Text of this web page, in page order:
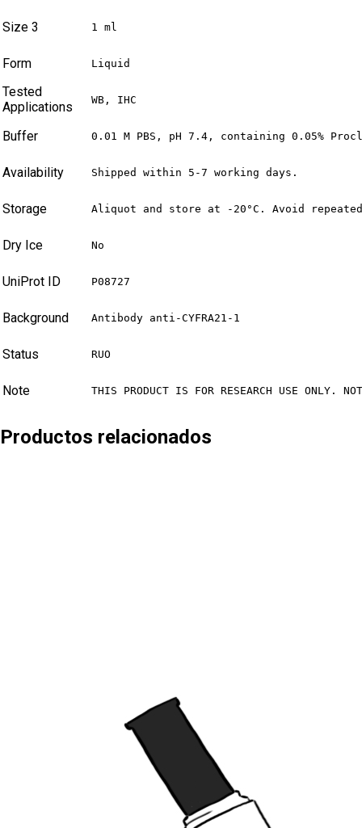
Size 3 1 ml
Form Liquid
Tested
Applications
WB, IHC
Buffer 0.01 M PBS, pH 7.4, containing 0.05%
Availability Shipped within 5-7 working days.
Storage Aliquot and store at -20°C. Avoid
Dry Ice No
UniProt ID P08727
Background Antibody anti-CYFRA21-1
Status RUO
Note THIS PRODUCT IS FOR RESEARCH USE ONLY.
Productos relacionados